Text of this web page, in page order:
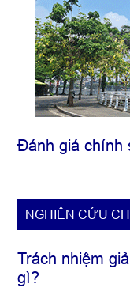
Đánh giá chính
NGHIÊN CỨU
Trách nhiệm
gì?